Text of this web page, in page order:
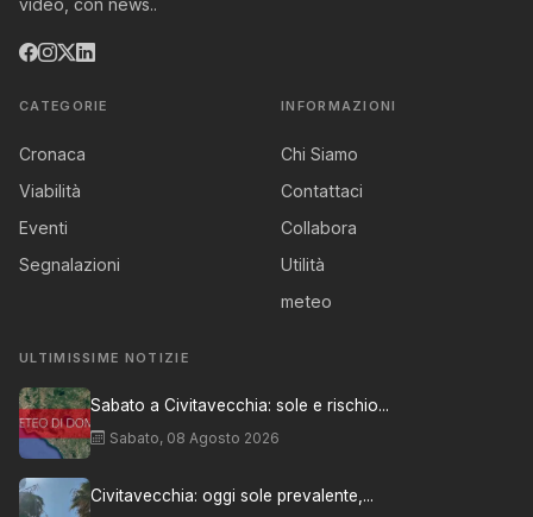
video, con news..
CATEGORIE
Cronaca
Viabilità
Eventi
Segnalazioni
INFORMAZIONI
Chi Siamo
Contattaci
Collabora
Utilità
meteo
ULTIMISSIME NOTIZIE
Sabato a Civitavecchia: sole e rischio...
Sabato, 08 Agosto 2026
Civitavecchia: oggi sole prevalente,...